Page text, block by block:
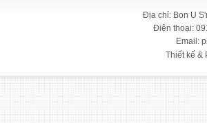
Địa chỉ: Bon U
Điện thoại:
Email:
Thiết kế &